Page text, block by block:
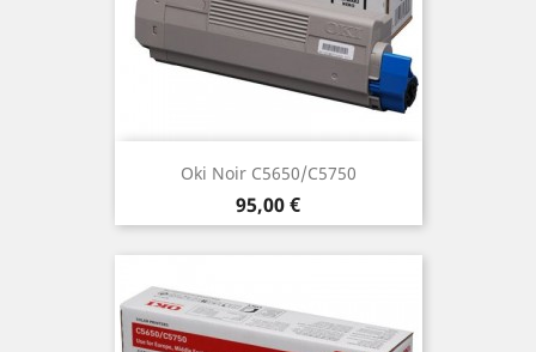
Oki Noir C5650/C5750
Preis
95,00 €